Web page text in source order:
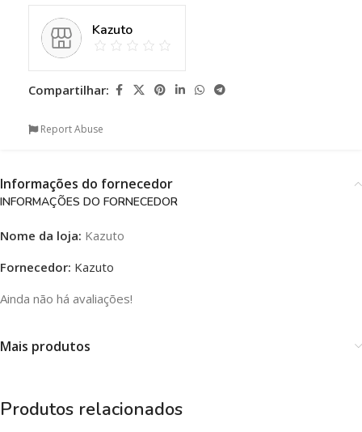
Kazuto
Compartilhar:
Report Abuse
Informações do fornecedor
INFORMAÇÕES DO FORNECEDOR
Nome da loja: Kazuto
Fornecedor: Kazuto
Ainda não há avaliações!
Mais produtos
Produtos relacionados